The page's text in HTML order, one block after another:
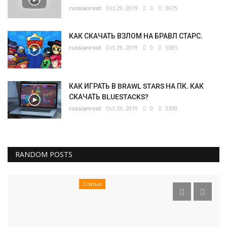
russianroot Oct 29, 2019 0 3675
КАК СКАЧАТЬ ВЗЛОМ НА БРАВЛ СТАРС.
russianroot Oct 29, 2019 0 5385
КАК ИГРАТЬ В BRAWL STARS НА ПК. КАК
СКАЧАТЬ BLUESTACKS?
russianroot Oct 29, 2019 0 3300
RANDOM POSTS